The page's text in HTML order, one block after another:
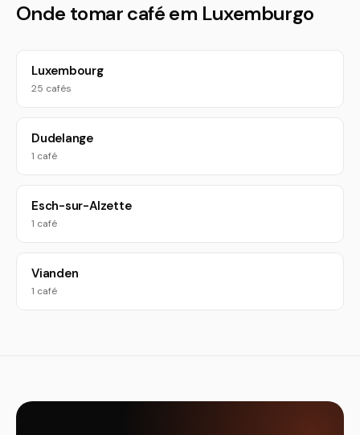
Onde tomar café em Luxemburgo
Luxembourg
25 cafés
Dudelange
1 café
Esch-sur-Alzette
1 café
Vianden
1 café